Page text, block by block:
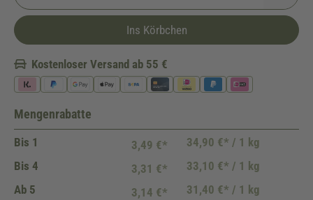
Ins Körbchen
Kostenloser Versand ab 55 €
Mengenrabatte
Bis 1 3,49 €*
34,90 €* / 1 kg
Bis 4 3,31 €*
33,10 €* / 1 kg
Ab 5 3,14 €* 31,40 €* / 1 kg